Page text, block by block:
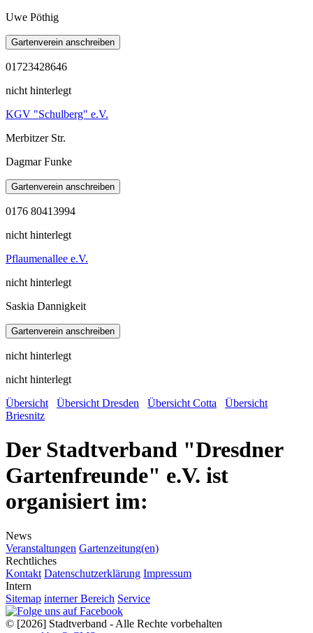
Uwe Pöthig
01723428646
nicht hinterlegt
KGV "Schulberg" e.V.
Merbitzer Str.
Dagmar Funke
0176 80413994
nicht hinterlegt
Pflaumenallee e.V.
nicht hinterlegt
Saskia Dannigkeit
nicht hinterlegt
nicht hinterlegt
Übersicht
Übersicht Dresden Übersicht Cotta
Übersicht
Briesnitz
Der Stadtverband "Dresdner
Gartenfreunde" e.V. ist
organisiert im:
News
Veranstaltungen Gartenzeitung(en)
Rechtliches
Kontakt Datenschutzerklärung Impressum
Intern
Sitemap interner Bereich Service
© [2026] Stadtverband - Alle Rechte vorbehalten